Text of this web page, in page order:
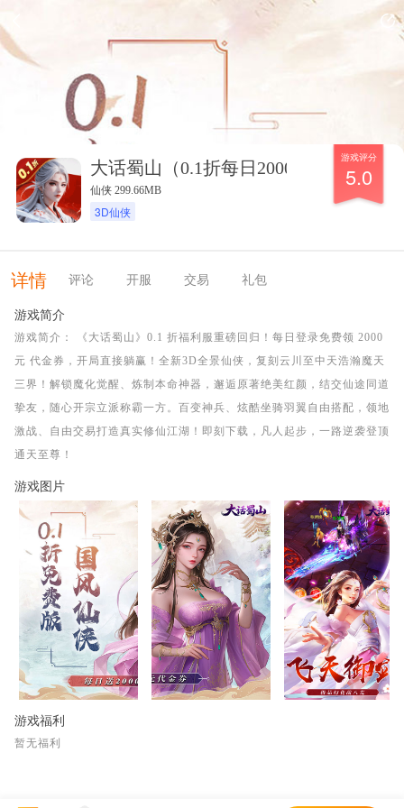
大话蜀山（0.1折每日2000代金）
仙侠 299.66MB
3D仙侠
游戏评分
5.0
详情 评论 开服 交易 礼包
游戏简介
游戏简介： 《大话蜀山》0.1 折福利服重磅回归！每日登录免费领 2000
元 代金券，开局直接躺赢！全新3D全景仙侠，复刻云川至中天浩瀚魔天
三界！解锁魔化觉醒、炼制本命神器，邂逅原著绝美红颜，结交仙途同道
挚友，随心开宗立派称霸一方。百变神兵、炫酷坐骑羽翼自由搭配，领地
激战、自由交易打造真实修仙江湖！即刻下载，凡人起步，一路逆袭登顶
通天至尊！
游戏图片
游戏福利
暂无福利